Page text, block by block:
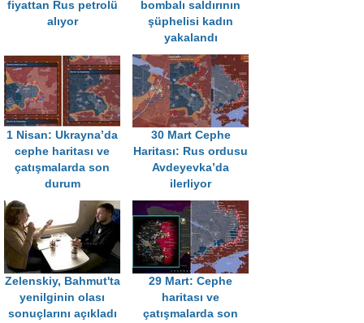
fiyattan Rus petrolü
alıyor
bombalı saldırının
şüphelisi kadın
yakalandı
1 Nisan: Ukrayna’da
cephe haritası ve
çatışmalarda son
durum
30 Mart Cephe
Haritası: Rus ordusu
Avdeyevka’da
ilerliyor
Zelenskiy, Bahmut'ta
yenilginin olası
sonuçlarını açıkladı
29 Mart: Cephe
haritası ve
çatışmalarda son